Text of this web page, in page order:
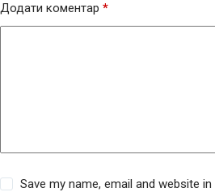
Додати коментар *
Save my name, email and website